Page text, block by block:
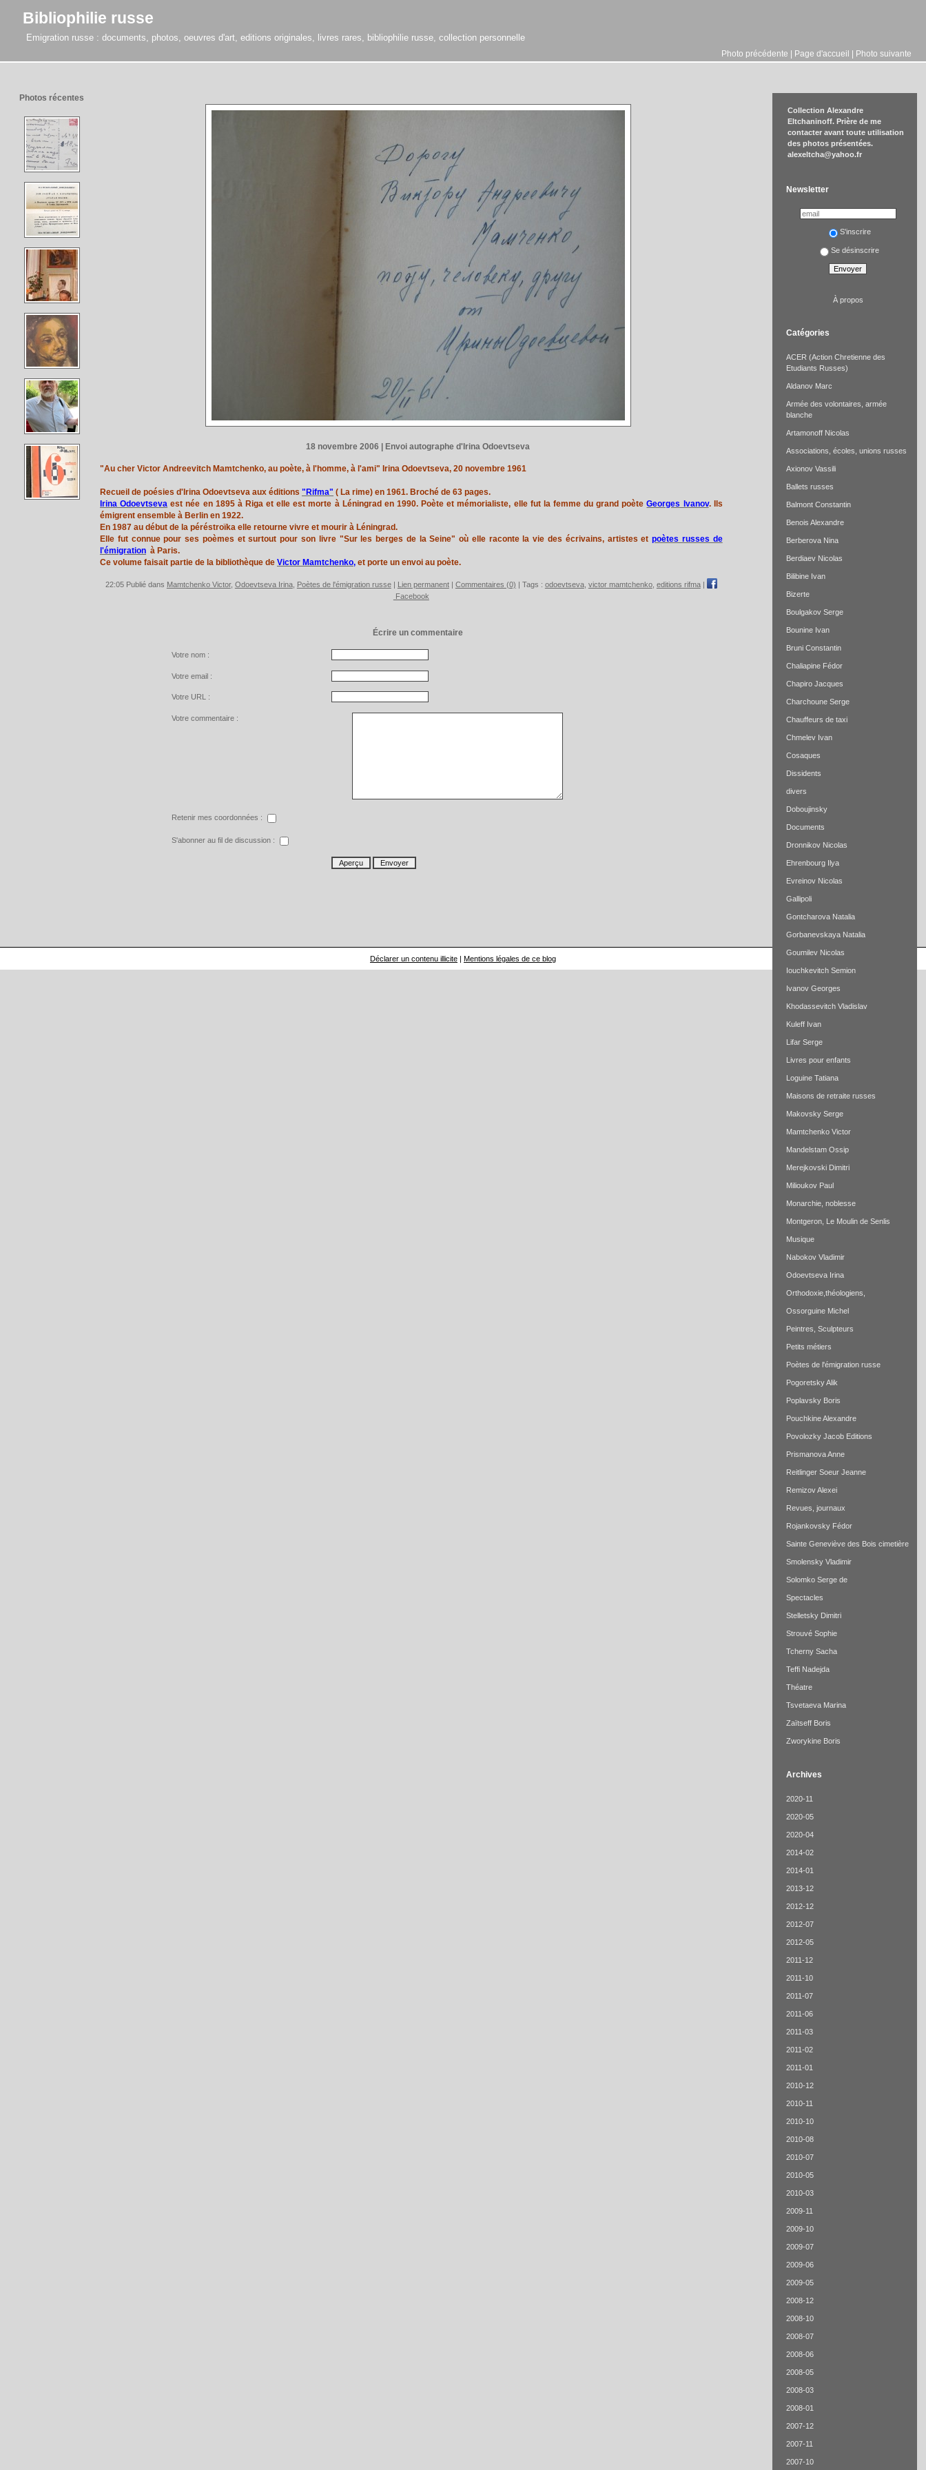
Bibliophilie russe
Emigration russe : documents, photos, oeuvres d'art, editions originales, livres rares, bibliophilie russe, collection personnelle
Photo précédente | Page d'accueil | Photo suivante
18 novembre 2006 | Envoi autographe d'Irina Odoevtseva
"Au cher Victor Andreevitch Mamtchenko, au poète, à l'homme, à l'ami" Irina Odoevtseva, 20 novembre 1961
Recueil de poésies d'Irina Odoevtseva aux éditions "Rifma" ( La rime) en 1961. Broché de 63 pages.
Irina Odoevtseva est née en 1895 à Riga et elle est morte à Léningrad en 1990. Poète et mémorialiste, elle fut la femme du grand poète Georges Ivanov. Ils
émigrent ensemble à Berlin en 1922.
En 1987 au début de la péréstroïka elle retourne vivre et mourir à Léningrad.
Elle fut connue pour ses poèmes et surtout pour son livre "Sur les berges de la Seine" où elle raconte la vie des écrivains, artistes etpoètes russes de
l'émigration à Paris.
Ce volume faisait partie de la bibliothèque de Victor Mamtchenko, et porte un envoi au poète.
22:05 Publié dans Mamtchenko Victor, Odoevtseva Irina, Poètes de l'émigration russe| Lien permanent| Commentaires (0) | Tags : odoevtseva, victor mamtchenko, editions rifma|
Facebook
Écrire un commentaire
Votre nom :
Votre email :
Votre URL :
Votre commentaire :
Retenir mes coordonnées :
S'abonner au fil de discussion :
Photos récentes
Collection Alexandre
Eltchaninoff. Prière de me
contacter avant toute utilisation
des photos présentées.
alexeltcha@yahoo.fr
Newsletter
S'inscrire
Se désinscrire
À propos
Catégories
ACER (Action Chretienne des
Etudiants Russes)
Aldanov Marc
Armée des volontaires, armée
blanche
Artamonoff Nicolas
Associations, écoles, unions russes
Axionov Vassili
Ballets russes
Balmont Constantin
Benois Alexandre
Berberova Nina
Berdiaev Nicolas
Bilibine Ivan
Bizerte
Boulgakov Serge
Bounine Ivan
Bruni Constantin
Chaliapine Fédor
Chapiro Jacques
Charchoune Serge
Chauffeurs de taxi
Chmelev Ivan
Cosaques
Dissidents
divers
Doboujinsky
Documents
Dronnikov Nicolas
Ehrenbourg Ilya
Evreinov Nicolas
Gallipoli
Gontcharova Natalia
Gorbanevskaya Natalia
Goumilev Nicolas
Iouchkevitch Semion
Ivanov Georges
Khodassevitch Vladislav
Kuleff Ivan
Lifar Serge
Livres pour enfants
Loguine Tatiana
Maisons de retraite russes
Makovsky Serge
Mamtchenko Victor
Mandelstam Ossip
Merejkovski Dimitri
Milioukov Paul
Monarchie, noblesse
Montgeron, Le Moulin de Senlis
Musique
Nabokov Vladimir
Odoevtseva Irina
Orthodoxie,théologiens,
Ossorguine Michel
Peintres, Sculpteurs
Petits métiers
Poètes de l'émigration russe
Pogoretsky Alik
Poplavsky Boris
Pouchkine Alexandre
Povolozky Jacob Editions
Prismanova Anne
Reitlinger Soeur Jeanne
Remizov Alexei
Revues, journaux
Rojankovsky Fédor
Sainte Geneviève des Bois cimetière
Smolensky Vladimir
Solomko Serge de
Spectacles
Stelletsky Dimitri
Strouvé Sophie
Tcherny Sacha
Teffi Nadejda
Théatre
Tsvetaeva Marina
Zaïtseff Boris
Zworykine Boris
Archives
2020-11
2020-05
2020-04
2014-02
2014-01
2013-12
2012-12
2012-07
2012-05
2011-12
2011-10
2011-07
2011-06
2011-03
2011-02
2011-01
2010-12
2010-11
2010-10
2010-08
2010-07
2010-05
2010-03
2009-11
2009-10
2009-07
2009-06
2009-05
2008-12
2008-10
2008-07
2008-06
2008-05
2008-03
2008-01
2007-12
2007-11
2007-10
Déclarer un contenu illicite | Mentions légales de ce blog